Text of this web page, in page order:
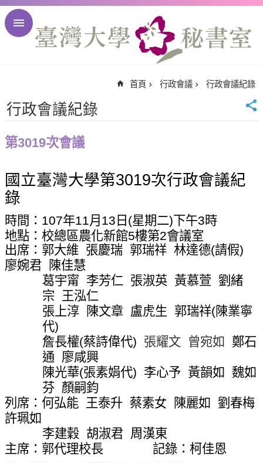
跳到主要內容區塊
首
頁
大
頁
臺
校
訊
English
網
關
於
秘
室
首頁 行政會議 行政會議紀錄
行政會議紀錄
第3019次會議
國立臺灣大學第3019次行政會議紀
錄
時間： 107年11月 13 日 (星期二)下午3時
地點：校總區農化新館5樓第2會議室
出席：郭大維 張慶瑞 郭瑞祥 林達德(請假)
廖婉君
陳佳慧
葛宇甯 李芳仁 張淑英 黃慕萱 劉緒
宗
王泓仁
張上淳
陳文章 盧虎生 郭瑞祥(陳業寧
代)
詹長權(蔡詩偉代) 張耀文 曾宛如
鄭石
通 廖咸興
陳光華(張素娟代) 李心予 黃韻如
魏如
芬 顏嗣鈞
列席：何弘能 王泰升 蔡素女 陳麗如
劉春梅
許珮如
李建穀 胡淑君 周漢東
主席： 郭代理校長
記錄：柯佳恩